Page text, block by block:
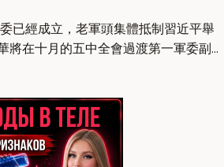
已經成立，老軍頭集體抵制習近平舉
將在十月的五中全會過渡第一軍委副…